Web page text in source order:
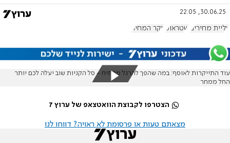
30.06.25, 22:05
עליית מחירים שטראוס יוקר המחיה
עוד התייקרות לאוסף: במה שהפך להרגל מרתיח - סל הקניות שוב יעלה לכם יותר
החל ממחר
הצטרפו לקבוצת הוואטצאפ של ערוץ 7
מצאתם טעות או פרסומת לא ראויה? דווחו לנו